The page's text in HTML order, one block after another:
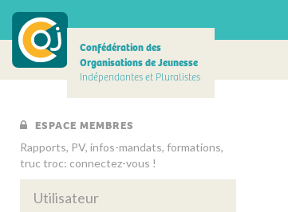
Confédération des
Organisations de Jeunesse
Indépendantes et Pluralistes
ESPACE MEMBRES
Rapports, PV, infos-mandats, formations,
truc troc: connectez-vous !